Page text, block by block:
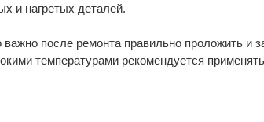
и нагретых деталей.
после ремонта правильно проложить и
температурами рекомендуется